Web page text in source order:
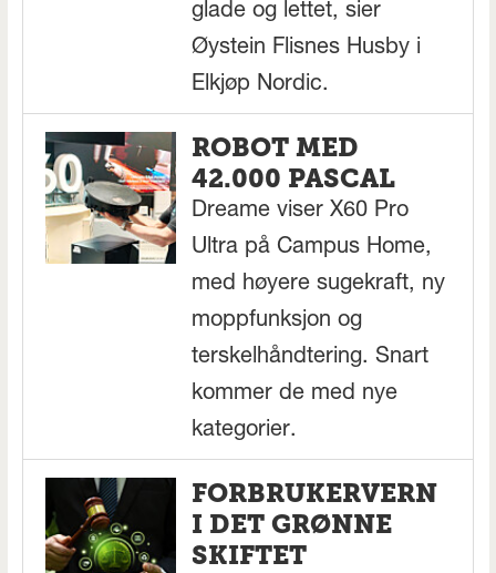
glade og lettet, sier
Øystein Flisnes Husby i
Elkjøp Nordic.
ROBOT MED
42.000 PASCAL
Dreame viser X60 Pro
Ultra på Campus Home,
med høyere sugekraft, ny
moppfunksjon og
terskelhåndtering. Snart
kommer de med nye
kategorier.
FORBRUKERVERN
I DET GRØNNE
SKIFTET